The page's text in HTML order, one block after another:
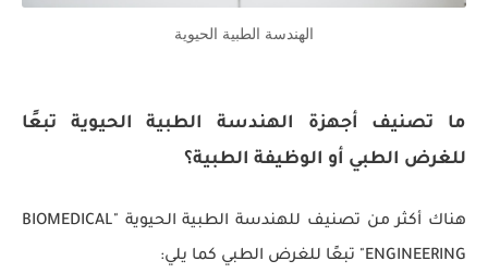
الهندسة الطبية الحيوية
ما تصنيف أجهزة الهندسة الطبية الحيوية تبعًا
للغرض الطبي أو الوظيفة الطبية؟
هناك أكثر من تصنيف للهندسة الطبية الحيوية "BIOMEDICAL
ENGINEERING" تبعًا للغرض الطبي كما يلي: